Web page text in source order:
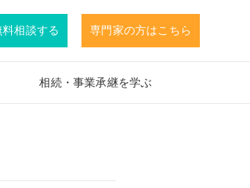
料相談する 専門家の方はこちら
相続・事業承継を学ぶ